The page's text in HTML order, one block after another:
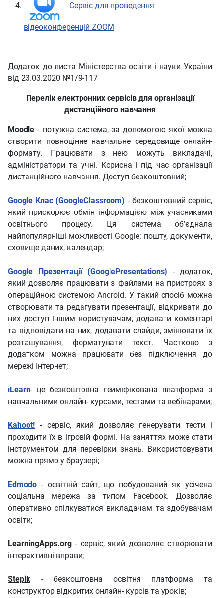
Сервіс для проведення
відеоконференцій ZOOM
Додаток до листа Міністерства освіти і науки України
від 23.03.2020 №1/9-117
Перелік електронних сервісів для організації
дистанційного навчання
Moodle - потужна система, за допомогою якої можна
створити повноцінне навчальне середовище онлайн-
формату. Працювати з нею можуть викладачі,
адміністратори та учні. Корисна і під час організації
дистанційного навчання. Доступ безкоштовний;
Google Клас (GoogleCIassroom) - безкоштовний сервіс,
який прискорює обмін інформацією між учасниками
освітнього процесу. Ця система об’єднала
найпопулярніші можливості Google: пошту, документи,
сховище даних, календар;
Google Презентації (GooglePresentations) - додаток,
який дозволяє працювати з файлами на пристроях з
операційною системою Android. У такий спосіб можна
створювати та редагувати презентації, відкривати до
них доступ іншим користувачам, додавати коментарі
та відповідати на них, додавати слайди, змінювати їх
розташування, форматувати текст. Частково з
додатком можна працювати без підключення до
мережі Інтернет;
iLearn- це безкоштовна гейміфікована платформа з
навчальними онлайн- курсами, тестами та вебінарами;
Kahoot! - сервіс, який дозволяє генерувати тести і
проходити їх в ігровій формі. На заняттях може стати
інструментом для перевірки знань. Використовувати
можна прямо у браузері;
Edmodo - освітній сайт, що побудований як усічена
соціальна мережа за типом Facebook. Дозволяє
оперативно спілкуватися викладачам та здобувачам
освіти;
LearningApps.org - сервіс, який дозволяє створювати
інтерактивні вправи;
Stepik - безкоштовна освітня платформа та
конструктор відкритих онлайн- курсів та уроків;